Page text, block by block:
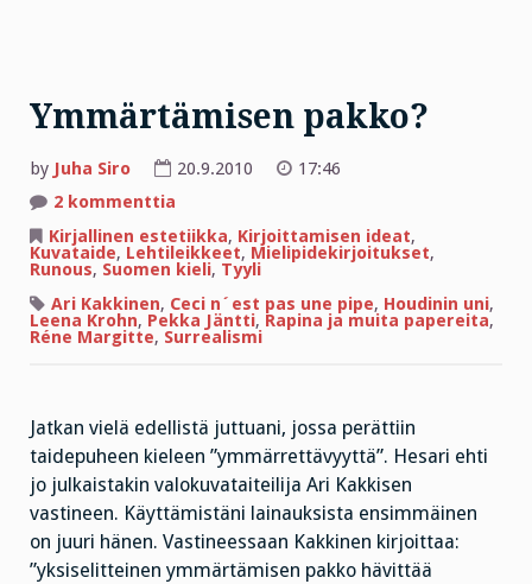
Ymmärtämisen pakko?
by Juha Siro 20.9.2010
17:46
2 kommenttia
pakko?
Kirjallinen estetiikka, Kirjoittamisen ideat,
Kuvataide, Lehtileikkeet, Mielipidekirjoitukset,
Runous, Suomen kieli, Tyyli
Ari Kakkinen, Ceci n´est pas une pipe, Houdinin uni,
Leena Krohn, Pekka Jäntti, Rapina ja muita papereita,
Réne Margitte, Surrealismi
Jatkan vielä edellistä juttuani, jossa perättiin
taidepuheen kieleen ”ymmärrettävyyttä”. Hesari ehti
jo julkaistakin valokuvataiteilija Ari Kakkisen
vastineen. Käyttämistäni lainauksista ensimmäinen
on juuri hänen. Vastineessaan Kakkinen kirjoittaa:
”yksiselitteinen ymmärtämisen pakko hävittää